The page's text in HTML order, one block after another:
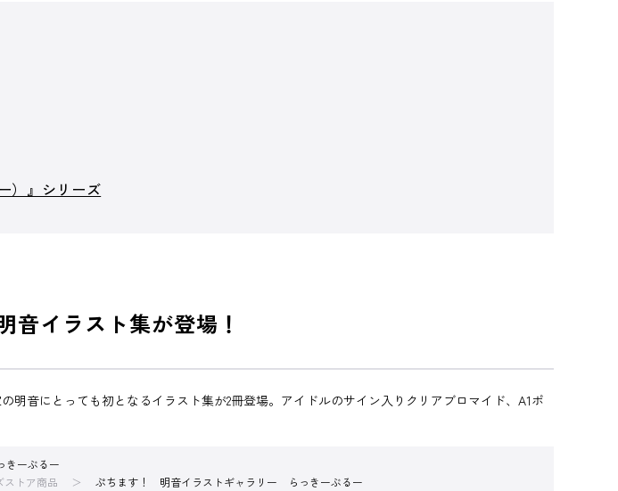
）』シリーズ
音イラスト集が登場！
音にとっても初となるイラスト集が2冊登場。アイドルのサイン入りクリアブロマイド、A1ポ
ーぶるー
ストア商品 ぷちます！ 明音イラストギャラリー らっきーぶるー